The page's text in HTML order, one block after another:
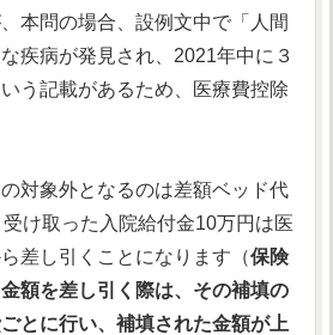
本問の場合、設例文中で「人間
疾病が発見され、2021年中に３
う記載があるため、医療費控除
対象外となるのは差額ベッド代
け取った入院給付金10万円は医
差し引くことになります（保険
額を差し引く際は、その補填の
とに行い、補填された金額が上